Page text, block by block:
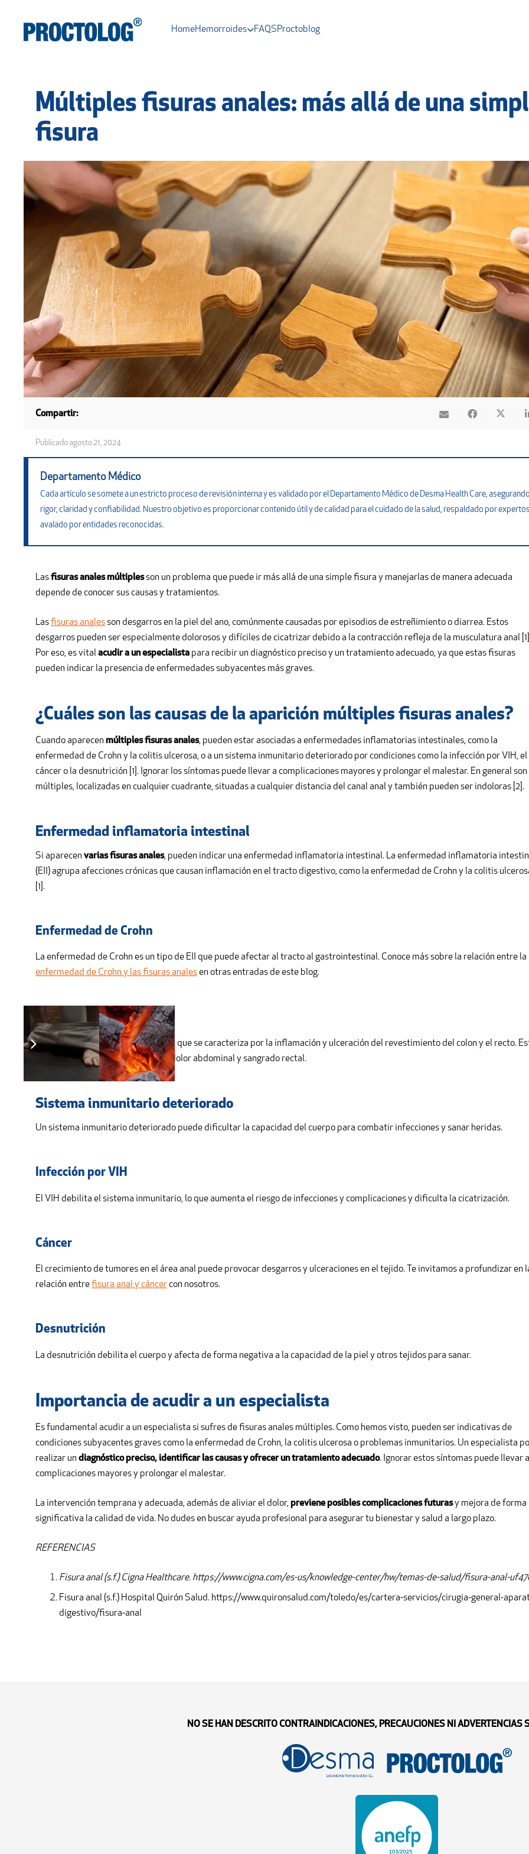
HomeHemorroides FAQSProctoblog
Múltiples fisuras anales: más allá de una
fisura
Compartir:
Publicadoagosto 21, 2024
Departamento Médico
Cada artículo se somete a un estricto proceso de revisión interna y es validado por el Departamento Médico de Desma Health Care,
rigor, claridad y confiabilidad. Nuestro objetivo es proporcionar contenido útil y de calidad para el cuidado de la salud, respaldado por
avalado por entidades reconocidas.
Lasfisuras anales múltiplesson un problema que puede ir más allá de una simple fisura y manejarlas de manera adecuada
depende de conocer sus causas y tratamientos.
Lasfisuras analesson desgarros en la piel del ano, comúnmente causadas por episodios de estreñimiento o diarrea. Estos
desgarros pueden ser especialmente dolorosos y difíciles de cicatrizar debido a la contracción refleja de la musculatura anal
Por eso, es vital acudir a un especialista para recibir un diagnóstico preciso y un tratamiento adecuado, ya que estas fisuras
pueden indicar la presencia de enfermedades subyacentes más graves.
¿Cuáles son las causas de la aparición múltiples fisuras anales?
Cuando aparecen múltiples fisuras anales, pueden estar asociadas a enfermedades inflamatorias intestinales, como la
enfermedad de Crohn y la colitis ulcerosa, o a un sistema inmunitario deteriorado por condiciones como la infección por VIH, el
cáncer o la desnutrición [1]. Ignorar los síntomas puede llevar a complicaciones mayores y prolongar el malestar. En general son
múltiples, localizadas en cualquier cuadrante, situadas a cualquier distancia del canal anal y también pueden ser indoloras [2].
Enfermedad inflamatoria intestinal
Si aparecen varias fisuras anales, pueden indicar una enfermedad inflamatoria intestinal. La enfermedad inflamatoria
(EII) agrupa afecciones crónicas que causan inflamación en el tracto digestivo, como la enfermedad de Crohn y la colitis
[1].
Enfermedad de Crohn
La enfermedad de Crohn es un tipo de EII que puede afectar al tracto al gastrointestinal. Conoce más sobre la relación entre la
enfermedad de Crohn y las fisuras analesen otras entradas de este blog.
Colitis ulcerosa
La colitis ulcerosa es otro tipo de EII que se caracteriza por la inflamación y ulceración del revestimiento del colon y el recto.
condición provoca diarrea crónica, dolor abdominal y sangrado rectal.
Sistema inmunitario deteriorado
Un sistema inmunitario deteriorado puede dificultar la capacidad del cuerpo para combatir infecciones y sanar heridas.
Infección por VIH
El VIH debilita el sistema inmunitario, lo que aumenta el riesgo de infecciones y complicaciones y dificulta la cicatrización.
Cáncer
El crecimiento de tumores en el área anal puede provocar desgarros y ulceraciones en el tejido. Te invitamos a profundizar en
relación entrefisura anal y cáncer con nosotros.
Desnutrición
La desnutrición debilita el cuerpo y afecta de forma negativa a la capacidad de la piel y otros tejidos para sanar.
Importancia de acudir a un especialista
Es fundamental acudir a un especialista si sufres de fisuras anales múltiples. Como hemos visto, pueden ser indicativas de
condiciones subyacentes graves como la enfermedad de Crohn, la colitis ulcerosa o problemas inmunitarios. Un especialista
realizar un diagnóstico preciso, identificar las causas y ofrecer un tratamiento adecuado. Ignorar estos síntomas puede llevar a
complicaciones mayores y prolongar el malestar.
La intervención temprana y adecuada, además de aliviar el dolor, previene posibles complicaciones futurasy mejora de forma
significativa la calidad de vida. No dudes en buscar ayuda profesional para asegurar tu bienestar y salud a largo plazo.
REFERENCIAS
Fisura anal (s.f.) Cigna Healthcare. https://www.cigna.com/es-us/knowledge-center/hw/temas-de-salud/fisura-anal-
Fisura anal (s.f.) Hospital Quirón Salud. https://www.quironsalud.com/toledo/es/cartera-servicios/cirugia-general-
digestivo/fisura-anal
NO SE HAN DESCRITO CONTRAINDICACIONES, PRECAUCIONES NI ADVERTENCIAS